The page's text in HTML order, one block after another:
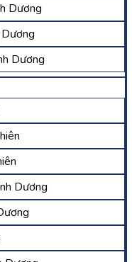
Dương
Dương
Dương